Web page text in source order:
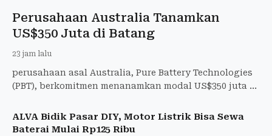
Perusahaan Australia Tanamkan
US$350 Juta di Batang
23 jam lalu
perusahaan asal Australia, Pure Battery Technologies
(PBT), berkomitmen menanamkan modal US$350 juta di
ALVA Bidik Pasar DIY, Motor Listrik Bisa Sewa
Baterai Mulai Rp125 Ribu